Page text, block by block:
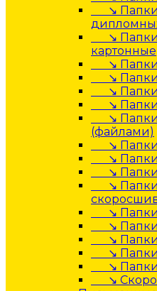
↘ Папки
↘ Папки
картонные
↘ Папки
↘ Папки
↘ Папки
↘ Папки
↘ Папки
(файлами)
↘ Папки
↘ Папки
↘ Папки
↘ Папки
↘ Папки-
↘
↘
↘ Папки-
↘
↘